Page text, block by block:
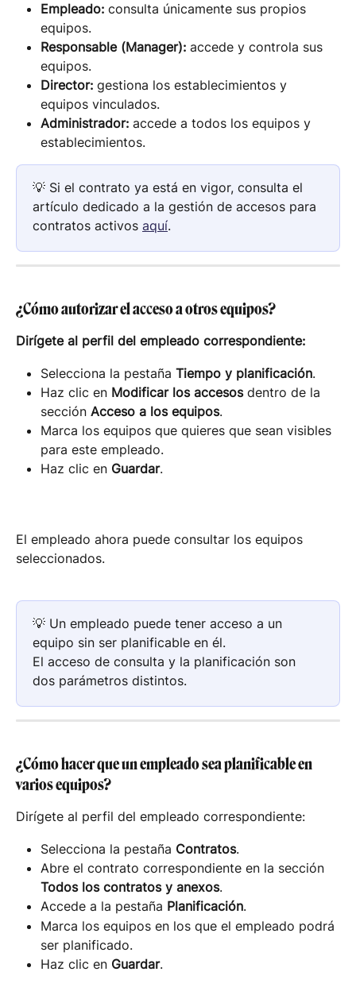
Empleado: consulta únicamente sus propios
equipos.
Responsable (Manager): accede y controla sus
equipos.
Director: gestiona los establecimientos y
equipos vinculados.
Administrador: accede a todos los equipos y
establecimientos.
💡 Si el contrato ya está en vigor, consulta el
artículo dedicado a la gestión de accesos para
contratos activos aquí.
¿Cómo autorizar el acceso a otros equipos?
Dirígete al perfil del empleado correspondiente:
Selecciona la pestaña Tiempo y planificación.
Haz clic en Modificar los accesos dentro de la
sección Acceso a los equipos.
Marca los equipos que quieres que sean visibles
para este empleado.
Haz clic en Guardar.
El empleado ahora puede consultar los equipos
seleccionados.
💡 Un empleado puede tener acceso a un
equipo sin ser planificable en él.
El acceso de consulta y la planificación son
dos parámetros distintos.
¿Cómo hacer que un empleado sea planificable en
varios equipos?
Dirígete al perfil del empleado correspondiente:
Selecciona la pestaña Contratos.
Abre el contrato correspondiente en la sección
Todos los contratos y anexos.
Accede a la pestaña Planificación.
Marca los equipos en los que el empleado podrá
ser planificado.
Haz clic en Guardar.